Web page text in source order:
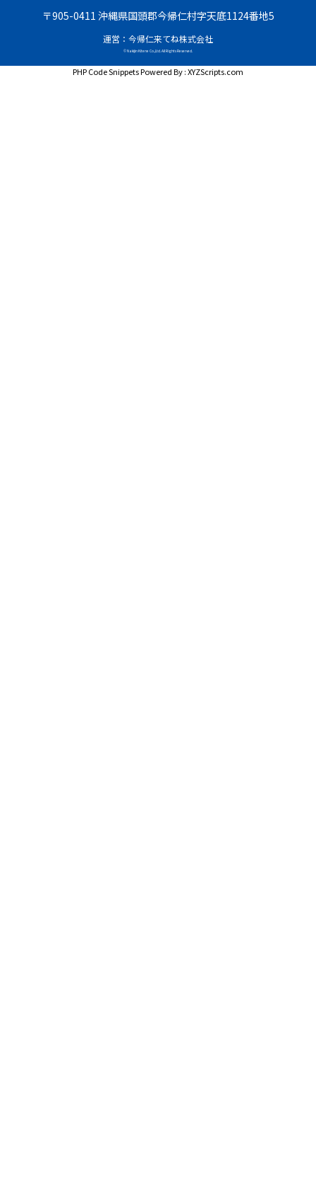
〒905-0411 沖縄県国頭郡今帰仁村字天底1124番地5
運営：今帰仁来てね株式会社
© Nakijin Kitene Co.,Ltd. All Rights Reserved.
PHP Code SnippetsPowered By :XYZScripts.com